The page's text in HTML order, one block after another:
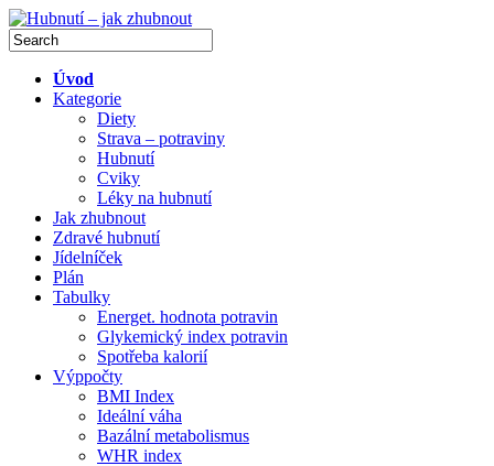
Úvod
Kategorie
Diety
Strava – potraviny
Hubnutí
Cviky
Léky na hubnutí
Jak zhubnout
Zdravé hubnutí
Jídelníček
Plán
Tabulky
Energet. hodnota potravin
Glykemický index potravin
Spotřeba kalorií
Výppočty
BMI Index
Ideální váha
Bazální metabolismus
WHR index